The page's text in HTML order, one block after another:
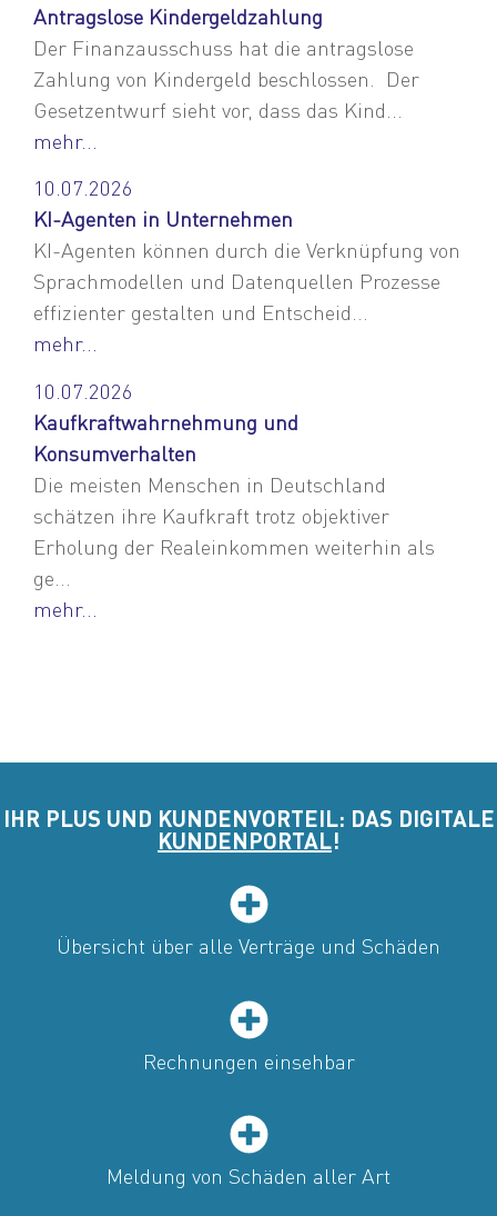
Antragslose Kindergeldzahlung
Der Finanzausschuss hat die antragslose
Zahlung von Kindergeld beschlossen. Der
Gesetzentwurf sieht vor, dass das Kind...
mehr...
10.07.2026
KI-Agenten in Unternehmen
KI-Agenten können durch die Verknüpfung von
Sprachmodellen und Datenquellen Prozesse
effizienter gestalten und Entscheid...
mehr...
10.07.2026
Kaufkraftwahrnehmung und
Konsumverhalten
Die meisten Menschen in Deutschland
schätzen ihre Kaufkraft trotz objektiver
Erholung der Realeinkommen weiterhin als
ge...
mehr...
IHR PLUS UND KUNDENVORTEIL: DAS DIGITALE
KUNDENPORTAL!
Übersicht über alle Verträge und Schäden
Rechnungen einsehbar
Meldung von Schäden aller Art